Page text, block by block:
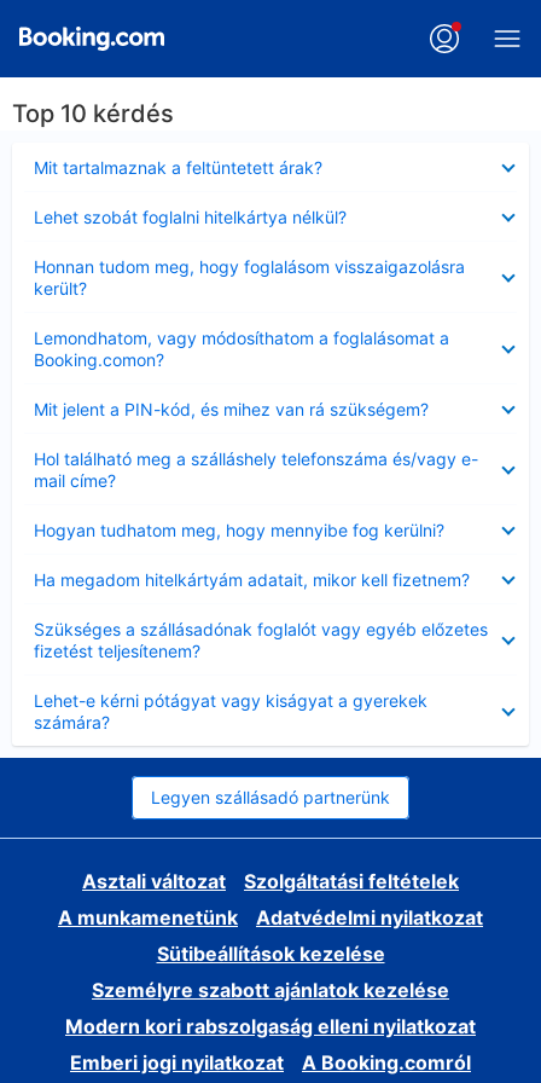
Top 10 kérdés
Mit tartalmaznak a feltüntetett árak?
Lehet szobát foglalni hitelkártya nélkül?
Honnan tudom meg, hogy foglalásom visszaigazolásra
került?
Lemondhatom, vagy módosíthatom a foglalásomat a
Booking.comon?
Mit jelent a PIN-kód, és mihez van rá szükségem?
Hol található meg a szálláshely telefonszáma és/vagy e-
mail címe?
Hogyan tudhatom meg, hogy mennyibe fog kerülni?
Ha megadom hitelkártyám adatait, mikor kell fizetnem?
Szükséges a szállásadónak foglalót vagy egyéb előzetes
fizetést teljesítenem?
Lehet-e kérni pótágyat vagy kiságyat a gyerekek
számára?
Legyen szállásadó partnerünk
Asztali változat
Szolgáltatási feltételek
A munkamenetünk
Adatvédelmi nyilatkozat
Sütibeállítások kezelése
Személyre szabott ajánlatok kezelése
Modern kori rabszolgaság elleni nyilatkozat
Emberi jogi nyilatkozat
A Booking.comról